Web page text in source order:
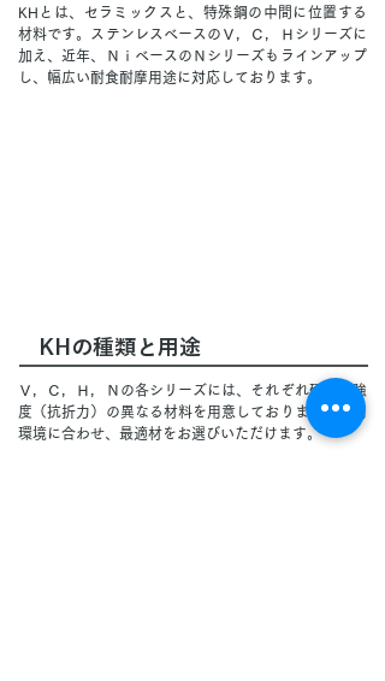
KHとは、セラミックスと、特殊鋼の中間に位置する
材料です。ステンレスベースのＶ，Ｃ，Ｈシリーズに
加え、近年、ＮｉベースのＮシリーズもラインアップ
し、幅広い耐食耐摩用途に対応しております。
KHの種類と用途
Ｖ，Ｃ，Ｈ，Ｎの各シリーズには、それぞれ硬さや強
度（抗折力）の異なる材料を用意しております。使用
環境に合わせ、最適材をお選びいただけます。